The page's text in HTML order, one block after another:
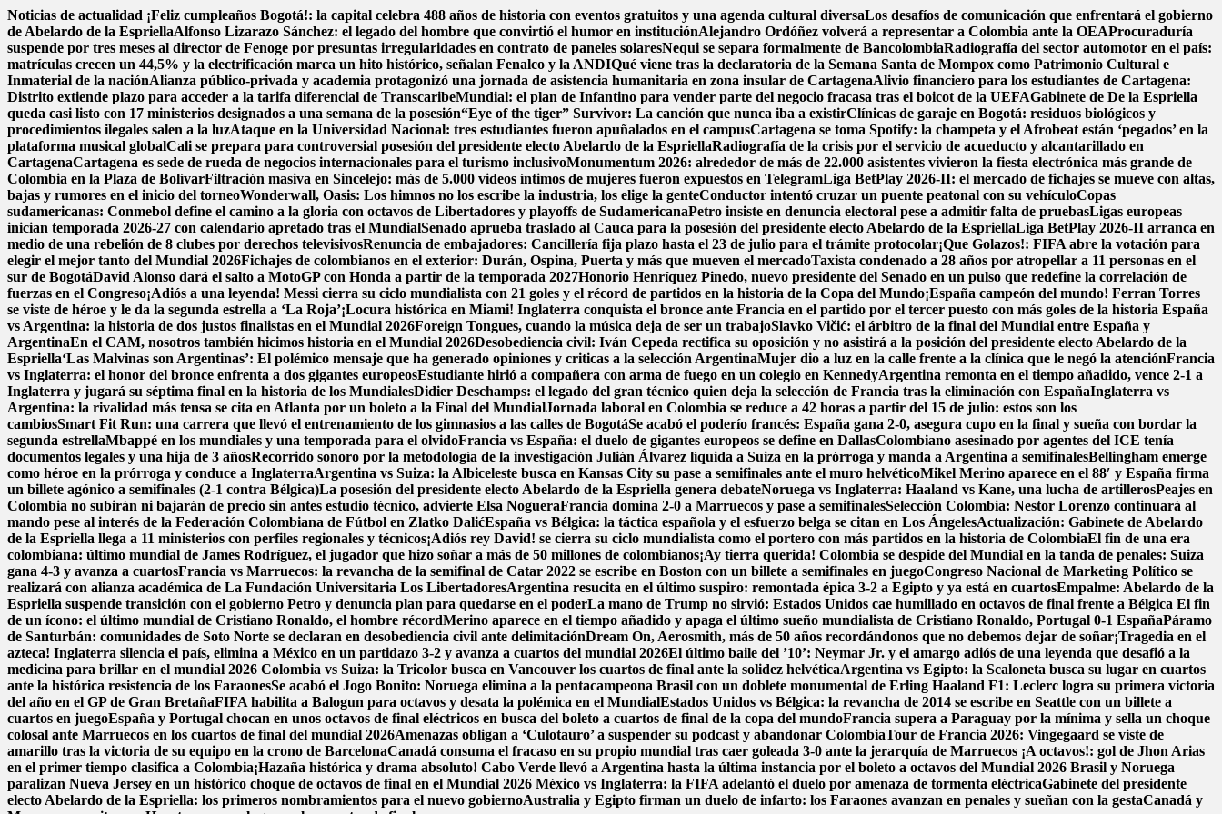
Saltar
al
contenido
Noticias de actualidad ¡Feliz cumpleaños Bogotá!: la capital celebra 488 años de historia con eventos gratuitos y una agenda cultural diversaLos desafíos de comunicación que enfrentará el gobierno
de Abelardo de la EspriellaAlfonso Lizarazo Sánchez: el legado del hombre que convirtió el humor en instituciónAlejandro Ordóñez volverá a representar a Colombia ante la OEAProcuraduría
suspende por tres meses al director de Fenoge por presuntas irregularidades en contrato de paneles solaresNequi se separa formalmente de BancolombiaRadiografía del sector automotor en el país:
matrículas crecen un 44,5% y la electrificación marca un hito histórico, señalan Fenalco y la ANDIQué viene tras la declaratoria de la Semana Santa de Mompox como Patrimonio Cultural e
Inmaterial de la naciónAlianza público-privada y academia protagonizó una jornada de asistencia humanitaria en zona insular de CartagenaAlivio financiero para los estudiantes de Cartagena:
Distrito extiende plazo para acceder a la tarifa diferencial de TranscaribeMundial: el plan de Infantino para vender parte del negocio fracasa tras el boicot de la UEFAGabinete de De la Espriella
queda casi listo con 17 ministerios designados a una semana de la posesión“Eye of the tiger” Survivor: La canción que nunca iba a existirClínicas de garaje en Bogotá: residuos biológicos y
procedimientos ilegales salen a la luzAtaque en la Universidad Nacional: tres estudiantes fueron apuñalados en el campusCartagena se toma Spotify: la champeta y el Afrobeat están ‘pegados’ en la
plataforma musical globalCali se prepara para controversial posesión del presidente electo Abelardo de la EspriellaRadiografía de la crisis por el servicio de acueducto y alcantarillado en
CartagenaCartagena es sede de rueda de negocios internacionales para el turismo inclusivoMonumentum 2026: alrededor de más de 22.000 asistentes vivieron la fiesta electrónica más grande de
Colombia en la Plaza de BolívarFiltración masiva en Sincelejo: más de 5.000 videos íntimos de mujeres fueron expuestos en TelegramLiga BetPlay 2026-II: el mercado de fichajes se mueve con altas,
bajas y rumores en el inicio del torneoWonderwall, Oasis: Los himnos no los escribe la industria, los elige la genteConductor intentó cruzar un puente peatonal con su vehículoCopas
sudamericanas: Conmebol define el camino a la gloria con octavos de Libertadores y playoffs de SudamericanaPetro insiste en denuncia electoral pese a admitir falta de pruebasLigas europeas
inician temporada 2026-27 con calendario apretado tras el MundialSenado aprueba traslado al Cauca para la posesión del presidente electo Abelardo de la EspriellaLiga BetPlay 2026-II arranca en
medio de una rebelión de 8 clubes por derechos televisivosRenuncia de embajadores: Cancillería fija plazo hasta el 23 de julio para el trámite protocolar¡Que Golazos!: FIFA abre la votación para
elegir el mejor tanto del Mundial 2026Fichajes de colombianos en el exterior: Durán, Ospina, Puerta y más que mueven el mercadoTaxista condenado a 28 años por atropellar a 11 personas en el
sur de BogotáDavid Alonso dará el salto a MotoGP con Honda a partir de la temporada 2027Honorio Henríquez Pinedo, nuevo presidente del Senado en un pulso que redefine la correlación de
fuerzas en el Congreso¡Adiós a una leyenda! Messi cierra su ciclo mundialista con 21 goles y el récord de partidos en la historia de la Copa del Mundo¡España campeón del mundo! Ferran Torres
se viste de héroe y le da la segunda estrella a ‘La Roja’¡Locura histórica en Miami! Inglaterra conquista el bronce ante Francia en el partido por el tercer puesto con más goles de la historia España
vs Argentina: la historia de dos justos finalistas en el Mundial 2026Foreign Tongues, cuando la música deja de ser un trabajoSlavko Vičić: el árbitro de la final del Mundial entre España y
ArgentinaEn el CAM, nosotros también hicimos historia en el Mundial 2026Desobediencia civil: Iván Cepeda rectifica su oposición y no asistirá a la posición del presidente electo Abelardo de la
Espriella‘Las Malvinas son Argentinas’: El polémico mensaje que ha generado opiniones y criticas a la selección ArgentinaMujer dio a luz en la calle frente a la clínica que le negó la atenciónFrancia
vs Inglaterra: el honor del bronce enfrenta a dos gigantes europeosEstudiante hirió a compañera con arma de fuego en un colegio en KennedyArgentina remonta en el tiempo añadido, vence 2-1 a
Inglaterra y jugará su séptima final en la historia de los MundialesDidier Deschamps: el legado del gran técnico quien deja la selección de Francia tras la eliminación con EspañaInglaterra vs
Argentina: la rivalidad más tensa se cita en Atlanta por un boleto a la Final del MundialJornada laboral en Colombia se reduce a 42 horas a partir del 15 de julio: estos son los
cambiosSmart Fit Run: una carrera que llevó el entrenamiento de los gimnasios a las calles de BogotáSe acabó el poderío francés: España gana 2-0, asegura cupo en la final y sueña con bordar la
segunda estrellaMbappé en los mundiales y una temporada para el olvidoFrancia vs España: el duelo de gigantes europeos se define en DallasColombiano asesinado por agentes del ICE tenía
documentos legales y una hija de 3 añosRecorrido sonoro por la metodología de la investigación Julián Álvarez líquida a Suiza en la prórroga y manda a Argentina a semifinalesBellingham emerge
como héroe en la prórroga y conduce a InglaterraArgentina vs Suiza: la Albiceleste busca en Kansas City su pase a semifinales ante el muro helvéticoMikel Merino aparece en el 88′ y España firma
un billete agónico a semifinales (2-1 contra Bélgica)La posesión del presidente electo Abelardo de la Espriella genera debateNoruega vs Inglaterra: Haaland vs Kane, una lucha de artillerosPeajes en
Colombia no subirán ni bajarán de precio sin antes estudio técnico, advierte Elsa NogueraFrancia domina 2-0 a Marruecos y pase a semifinalesSelección Colombia: Nestor Lorenzo continuará al
mando pese al interés de la Federación Colombiana de Fútbol en Zlatko DalićEspaña vs Bélgica: la táctica española y el esfuerzo belga se citan en Los ÁngelesActualización: Gabinete de Abelardo
de la Espriella llega a 11 ministerios con perfiles regionales y técnicos¡Adiós rey David! se cierra su ciclo mundialista como el portero con más partidos en la historia de ColombiaEl fin de una era
colombiana: último mundial de James Rodríguez, el jugador que hizo soñar a más de 50 millones de colombianos¡Ay tierra querida! Colombia se despide del Mundial en la tanda de penales: Suiza
gana 4-3 y avanza a cuartosFrancia vs Marruecos: la revancha de la semifinal de Catar 2022 se escribe en Boston con un billete a semifinales en juegoCongreso Nacional de Marketing Político se
realizará con alianza académica de La Fundación Universitaria Los LibertadoresArgentina resucita en el último suspiro: remontada épica 3-2 a Egipto y ya está en cuartosEmpalme: Abelardo de la
Espriella suspende transición con el gobierno Petro y denuncia plan para quedarse en el poderLa mano de Trump no sirvió: Estados Unidos cae humillado en octavos de final frente a Bélgica El fin
de un ícono: el último mundial de Cristiano Ronaldo, el hombre récordMerino aparece en el tiempo añadido y apaga el último sueño mundialista de Cristiano Ronaldo, Portugal 0-1 EspañaPáramo
de Santurbán: comunidades de Soto Norte se declaran en desobediencia civil ante delimitaciónDream On, Aerosmith, más de 50 años recordándonos que no debemos dejar de soñar¡Tragedia en el
azteca! Inglaterra silencia el país, elimina a México en un partidazo 3-2 y avanza a cuartos del mundial 2026El último baile del ’10’: Neymar Jr. y el amargo adiós de una leyenda que desafió a la
medicina para brillar en el mundial 2026 Colombia vs Suiza: la Tricolor busca en Vancouver los cuartos de final ante la solidez helvéticaArgentina vs Egipto: la Scaloneta busca su lugar en cuartos
ante la histórica resistencia de los FaraonesSe acabó el Jogo Bonito: Noruega elimina a la pentacampeona Brasil con un doblete monumental de Erling Haaland F1: Leclerc logra su primera victoria
del año en el GP de Gran BretañaFIFA habilita a Balogun para octavos y desata la polémica en el MundialEstados Unidos vs Bélgica: la revancha de 2014 se escribe en Seattle con un billete a
cuartos en juegoEspaña y Portugal chocan en unos octavos de final eléctricos en busca del boleto a cuartos de final de la copa del mundoFrancia supera a Paraguay por la mínima y sella un choque
colosal ante Marruecos en los cuartos de final del mundial 2026Amenazas obligan a ‘Culotauro’ a suspender su podcast y abandonar ColombiaTour de Francia 2026: Vingegaard se viste de
amarillo tras la victoria de su equipo en la crono de BarcelonaCanadá consuma el fracaso en su propio mundial tras caer goleada 3-0 ante la jerarquía de Marruecos ¡A octavos!: gol de Jhon Arias
en el primer tiempo clasifica a Colombia¡Hazaña histórica y drama absoluto! Cabo Verde llevó a Argentina hasta la última instancia por el boleto a octavos del Mundial 2026 Brasil y Noruega
paralizan Nueva Jersey en un histórico choque de octavos de final en el Mundial 2026 México vs Inglaterra: la FIFA adelantó el duelo por amenaza de tormenta eléctricaGabinete del presidente
electo Abelardo de la Espriella: los primeros nombramientos para el nuevo gobiernoAustralia y Egipto firman un duelo de infarto: los Faraones avanzan en penales y sueñan con la gestaCanadá y